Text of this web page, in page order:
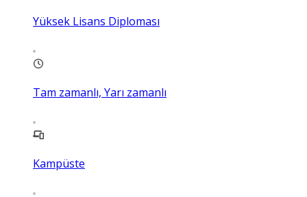
Yüksek Lisans Diploması
Tam zamanlı, Yarı zamanlı
Kampüste